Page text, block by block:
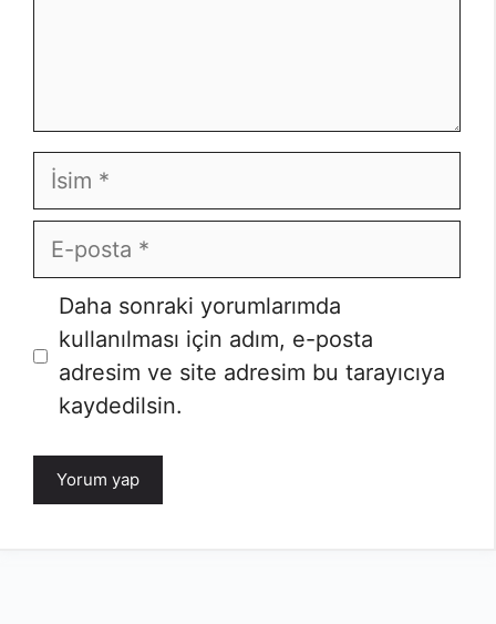
İsim
E-
posta
İnternet
sitesi
Daha sonraki yorumlarımda
kullanılması için adım, e-posta
adresim ve site adresim bu tarayıcıya
kaydedilsin.